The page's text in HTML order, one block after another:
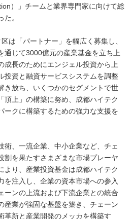
）」チームと業界専門家に向けて総
。
は「パートナー」を幅広く募集し、
通じて3000億元の産業基金を立ち上
成長のためにエンジェル投資から上
投資と融資サービスシステムを調整
き放ち、いくつかのセグメントで世
頂上」の構築に努め、成都ハイテク
ークに構築するための強力な支援を
術、一流企業、中小企業など、チェ
割を果たすさまざまな市場プレーヤ
より、産業投資基金は成都ハイテク
を注入し、企業の資本市場への参入
ーンの上流および下流企業との統合
産業が強固な基盤を築き、チェーン
革新と産業開発のメッカを構築す